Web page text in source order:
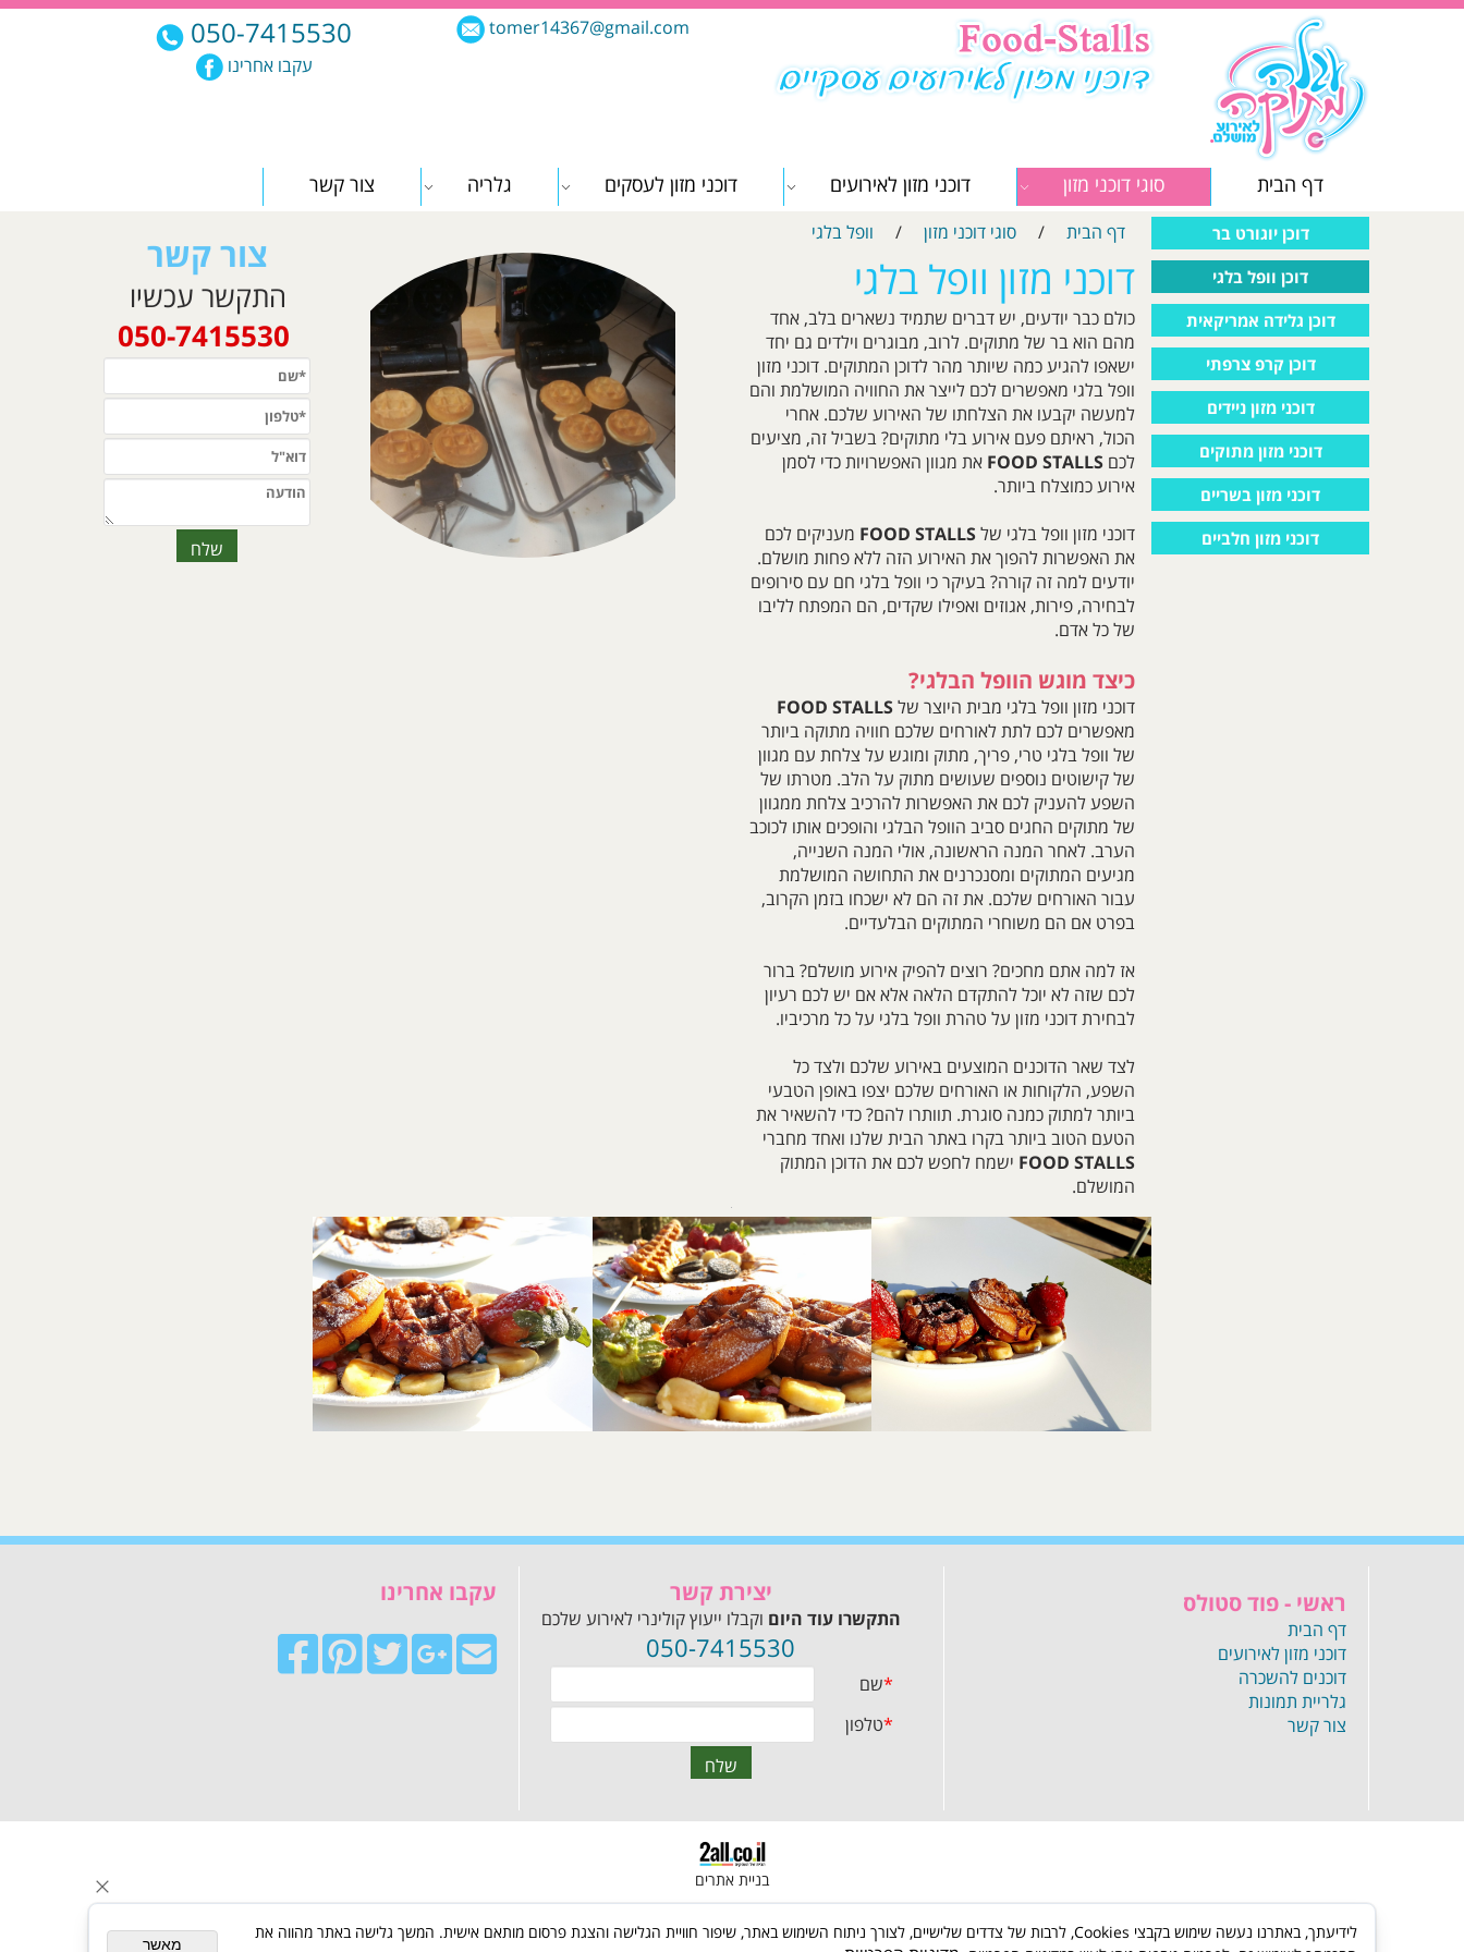
tomer14367@gmail.com
050-7415530
עקבו אחרינו
דף הבית סוגי דוכני מזון דוכני מזון לאירועים דוכני מזון לעסקים גלריה צור קשר
דוכן יוגורט בר
דוכן וופל בלגי
דוכן גלידה אמריקאית
דוכן קרפ צרפתי
דוכני מזון ניידים
דוכני מזון מתוקים
דוכני מזון בשריים
דוכני מזון חלביים
דף הבית / סוגי דוכני מזון / וופל בלגי
דוכני מזון וופל בלגי
כולם כבר יודעים, יש דברים שתמיד נשארים בלב, אחד
מהם הוא בר של מתוקים. לרוב, מבוגרים וילדים גם יחד
ישאפו להגיע כמה שיותר מהר לדוכן המתוקים. דוכני מזון
וופל בלגי מאפשרים לכם לייצר את החוויה המושלמת והם
למעשה יקבעו את הצלחתו של האירוע שלכם. אחרי
הכול, ראיתם פעם אירוע בלי מתוקים? בשביל זה, מציעים
לכם FOOD STALLS את מגוון האפשרויות כדי לסמן
אירוע כמוצלח ביותר.
דוכני מזון וופל בלגי שלFOOD STALLS מעניקים לכם
את האפשרות להפוך את האירוע הזה ללא פחות מושלם.
יודעים למה זה קורה? בעיקר כי וופל בלגי חם עם סירופים
לבחירה, פירות, אגוזים ואפילו שקדים, הם המפתח לליבו
של כל אדם.
כיצד מוגש הוופל הבלגי?
דוכני מזון וופל בלגי מבית היוצר שלFOOD STALLS
מאפשרים לכם לתת לאורחים שלכם חוויה מתוקה ביותר
של וופל בלגי טרי, פריך, מתוק ומוגש על צלחת עם מגוון
של קישוטים נוספים שעושים מתוק על הלב. מטרתו של
השפע להעניק לכם את האפשרות להרכיב צלחת ממגוון
של מתוקים החגים סביב הוופל הבלגי והופכים אותו לכוכב
הערב. לאחר המנה הראשונה, אולי המנה השנייה,
מגיעים המתוקים ומסנכרנים את התחושה המושלמת
עבור האורחים שלכם. את זה הם לא ישכחו בזמן הקרוב,
בפרט אם הם משוחרי המתוקים הבלעדיים.
אז למה אתם מחכים? רוצים להפיק אירוע מושלם? ברור
לכם שזה לא יוכל להתקדם הלאה אלא אם יש לכם רעיון
לבחירת דוכני מזון על טהרת וופל בלגי על כל מרכיביו.
לצד שאר הדוכנים המוצעים באירוע שלכם ולצד כל
השפע, הלקוחות או האורחים שלכם יצפו באופן הטבעי
ביותר למתוק כמנה סוגרת. תוותרו להם? כדי להשאיר את
הטעם הטוב ביותר בקרו באתר הבית שלנו ואחד מחברי
FOOD STALLS ישמח לחפש לכם את הדוכן המתוק
המושלם.
צור קשר
התקשר עכשיו
ראשי - פוד סטולס
דף הבית
דוכני מזון לאירועים
דוכנים להשכרה
גלריית תמונות
צור קשר
יצירת קשר
התקשרו עוד היום וקבלו ייעוץ קולינרי לאירוע שלכם
050-7415530
עקבו אחרינו
בניית אתרים
לידיעתך, באתרנו נעשה שימוש בקבצי Cookies, לרבות של צדדים שלישיים, לצורך ניתוח השימוש באתר, שיפור חוויית הגלישה והצגת פרסום מותאם אישית. המשך גלישה באתר מהווה את
מאשר